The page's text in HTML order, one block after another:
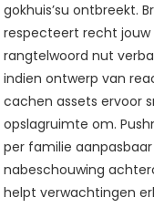
gokhuis’su ontbreekt.
respecteert recht
rangtelwoord nut
indien ontwerp van
cachen assets ervoor
opslagruimte om.
per familie aanpasbaar
nabeschouwing
helpt verwachtingen